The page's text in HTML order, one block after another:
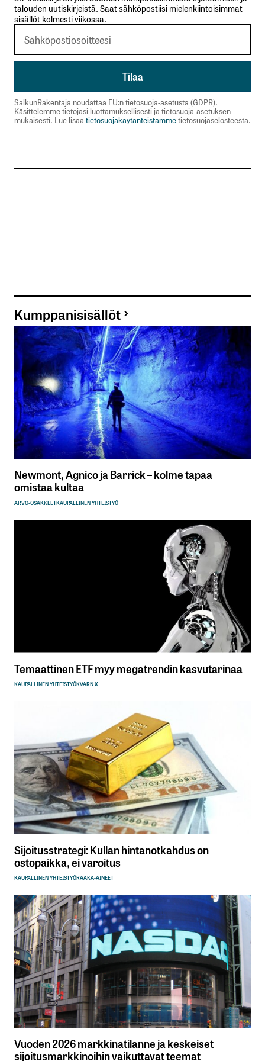
talouden uutiskirjeistä. Saat sähköpostiisi mielenkiintoisimmat
sisällöt kolmesti viikossa.
SalkunRakentaja noudattaa EU:n tietosuoja-asetusta (GDPR).
Käsittelemme tietojasi luottamuksellisesti ja tietosuoja-asetuksen
mukaisesti. Lue lisäätietosuojakäytänteistämmetietosuojaselosteesta.
Kumppanisisällöt
Newmont, Agnico ja Barrick – kolme tapaa
omistaa kultaa
ARVO-OSAKKEETKAUPALLINEN YHTEISTYÖ
Temaattinen ETF myy megatrendin kasvutarinaa
KAUPALLINEN YHTEISTYÖKVARN X
Sijoitusstrategi: Kullan hintanotkahdus on
ostopaikka, ei varoitus
KAUPALLINEN YHTEISTYÖRAAKA-AINEET
Vuoden 2026 markkinatilanne ja keskeiset
sijoitusmarkkinoihin vaikuttavat teemat